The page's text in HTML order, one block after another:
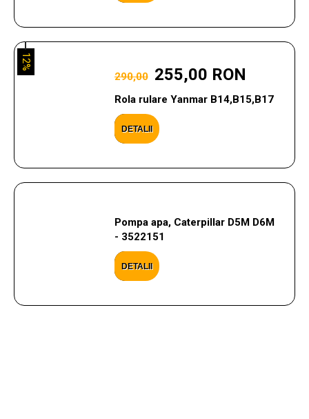
290,00 255,00 RON
Rola rulare Yanmar B14,B15,B17
DETALII
12%
Pompa apa, Caterpillar D5M D6M
- 3522151
DETALII